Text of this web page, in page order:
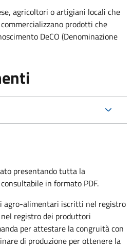
agricoltori o artigiani locali che
prodotti che
DeCO (Denominazione
presentando tutta la
in formato PDF.
agro-alimentari iscritti nel registro
registro dei produttori
per attestare la congruità con
di produzione per ottenere la